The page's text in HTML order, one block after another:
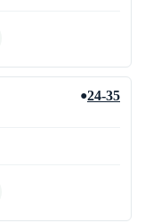
●24-35